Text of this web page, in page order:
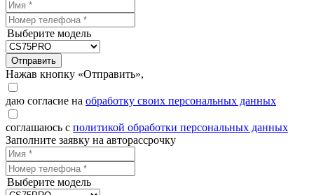
Выберите модель
Отправить
Нажав кнопку «Отправить»,
даю согласие на обработку своих персональных данных
соглашаюсь с политикой обработки персональных данных
Заполните заявку на авторассрочку
Выберите модель